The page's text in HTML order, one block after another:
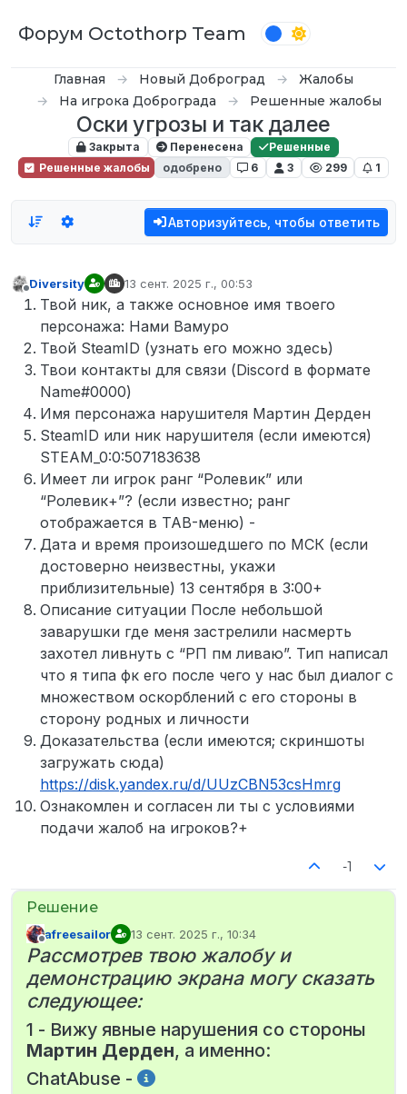
Форум Octothorp Team
Главная Новый Доброград
Жалобы
На игрока Доброграда
Решенные жалобы
Оски угрозы и так далее
Закрыта Перенесена
Решенные
Решенные жалобы
одобрено 6 3 299 1
Авторизуйтесь, чтобы ответить
Не в сети
Diversity 13 сент. 2025 г., 00:53
отредактировано
Твой ник, а также основное имя твоего
персонажа: Нами Вамуро
Твой SteamID (узнать его можно здесь)
Твои контакты для связи (Discord в формате
Name#0000)
Имя персонажа нарушителя Мартин Дерден
SteamID или ник нарушителя (если имеются)
STEAM_0:0:507183638
Имеет ли игрок ранг “Ролевик” или
“Ролевик+”? (если известно; ранг
отображается в TAB-меню) -
Дата и время произошедшего по МСК (если
достоверно неизвестны, укажи
приблизительные) 13 сентября в 3:00+
Описание ситуации После небольшой
заварушки где меня застрелили насмерть
захотел ливнуть с “РП пм ливаю”. Тип написал
что я типа фк его после чего у нас был диалог с
множеством оскорблений с его стороны в
сторону родных и личности
Доказательства (если имеются; скриншоты
загружать сюда)
https://disk.yandex.ru/d/UUzCBN53csHmrg
Ознакомлен и согласен ли ты с условиями
подачи жалоб на игроков?+
-1
Не в сети
afreesailor 13 сент. 2025 г., 10:34
отредактировано
Рассмотрев твою жалобу и
демонстрацию экрана могу сказать
следующее:
1 - Вижу явные нарушения со стороны
Мартин Дерден, а именно:
ChatAbuse -